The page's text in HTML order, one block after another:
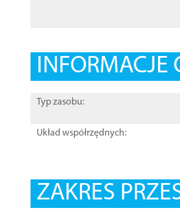
INFORMACJE
Typ zasobu:
Układ współrzędnych:
ZAKRES